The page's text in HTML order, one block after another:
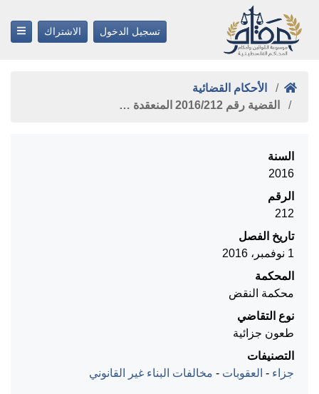
تسجيل الدخول الاشتراك
الأحكام القضائية
القضية رقم ‎212‏/‎2016‏ المنعقدة …
السنة
2016
الرقم
212
تاريخ الفصل
1 نوفمبر، 2016
المحكمة
محكمة النقض
نوع التقاضي
طعون جزائية
التصنيفات
جزاء - العقوبات - مخالفات البناء غير القانوني